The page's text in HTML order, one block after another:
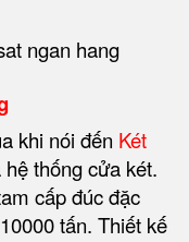
khi nói đến Két
hệ thống cửa két.
cấp đúc đặc
tấn. Thiết kế